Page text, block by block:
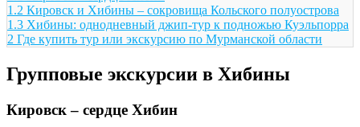
1.2 Кировск и Хибины – сокровища Кольского полуострова
1.3 Хибины: однодневный джип-тур к подножью Куэльпорра
2 Где купить тур или экскурсию по Мурманской области
Групповые экскурсии в Хибины
Кировск – сердце Хибин